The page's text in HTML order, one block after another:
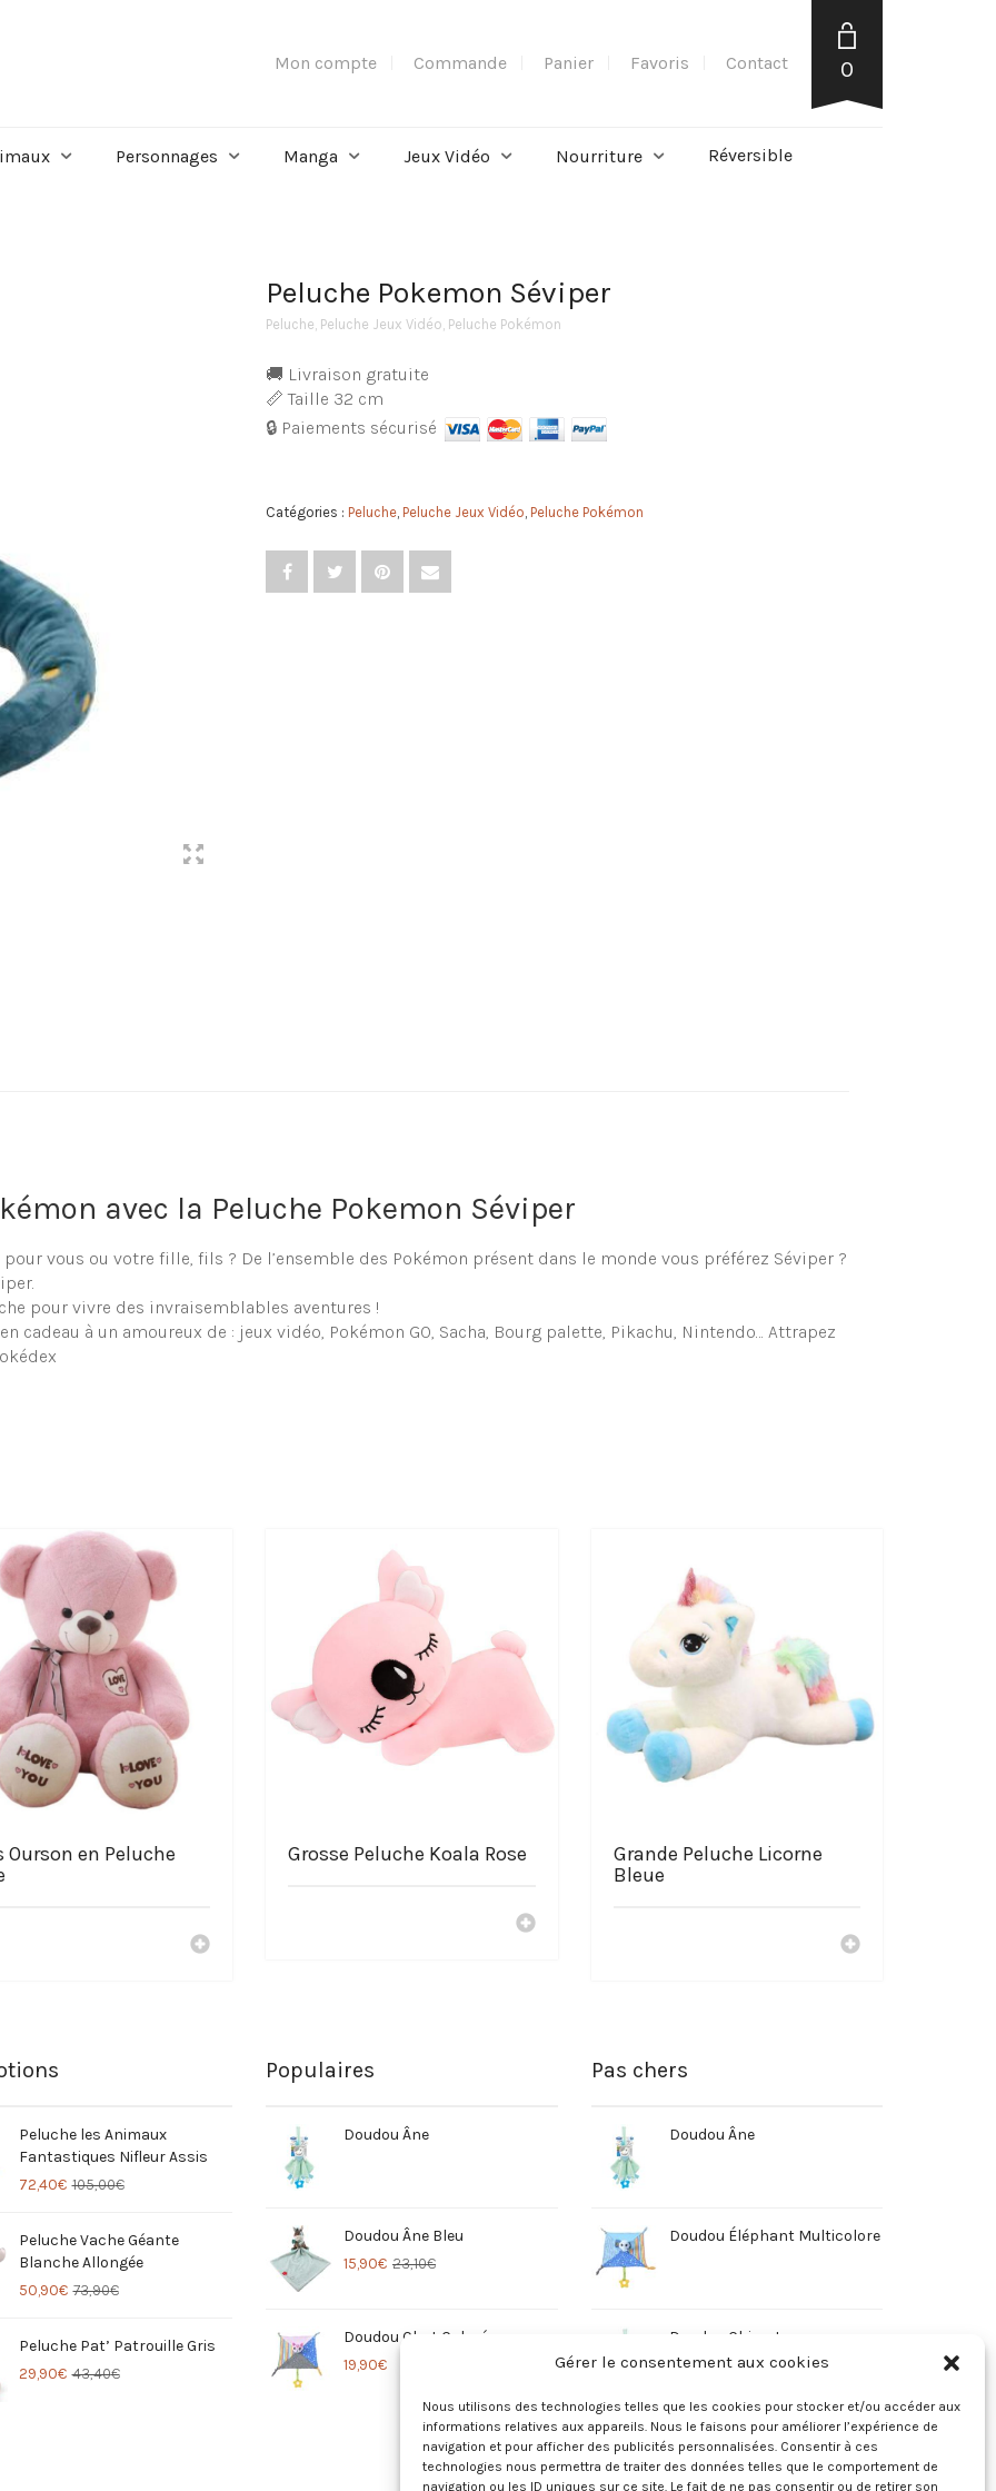
Gérer le consentement aux cookies
Nous utilisons des technologies telles que les cookies pour stocker et/ou accéder aux
informations relatives aux appareils. Nous le faisons pour améliorer l’expérience de
navigation et pour afficher des publicités personnalisées. Consentir à ces
technologies nous permettra de traiter des données telles que le comportement de
navigation ou les ID uniques sur ce site. Le fait de ne pas consentir ou de retirer son
Mon compte Commande Panier Favoris Contact 0
Personnages Manga Jeux Vidéo Nourriture Réversible
Peluche Pokemon Séviper
Peluche Peluche Jeux Vidéo Peluche Pokémon
🚚 Livraison gratuite
📏 Taille 32 cm
🔒 Paiements sécurisé
Catégories : Peluche Peluche Jeux Vidéo Peluche Pokémon
avec la Peluche Pokemon Séviper
vous ou votre fille, fils ? De l’ensemble des Pokémon présent dans le monde vous préférez Séviper ?
pour vivre des invraisemblables aventures !
cadeau à un amoureux de : jeux vidéo, Pokémon GO, Sacha, Bourg palette, Pikachu, Nintendo… Attrapez
Pokemon Séviper
de Pokémon !
Ourson en Peluche
Grosse Peluche Koala Rose
Grande Peluche Licorne
Bleue
Peluche les Animaux
Fantastiques Nifleur Assis
105,00€
72,40€
Peluche Vache Géante
Blanche Allongée
73,90€
50,90€
Peluche Pat’ Patrouille Gris
43,40€
29,90€
Populaires
Doudou Âne
Doudou Âne Bleu
23,10€
15,90€
Doudou Chat Coloré
19,90€
Pas chers
Doudou Âne
Doudou Éléphant Multicolore
Doudou Chien Jaune